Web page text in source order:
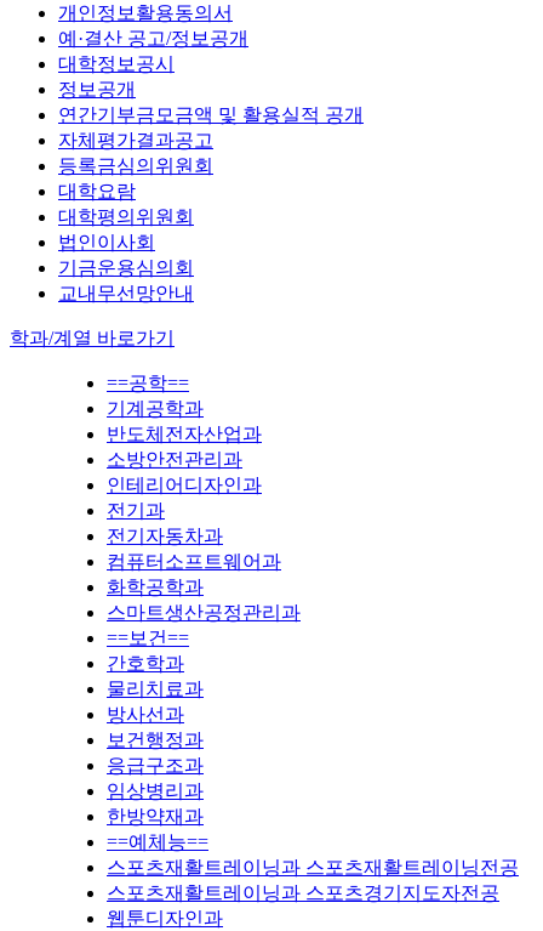
개인정보활용동의서
예·결산 공고/정보공개
대학정보공시
정보공개
연간기부금모금액 및 활용실적 공개
자체평가결과공고
등록금심의위원회
대학요람
대학평의위원회
법인이사회
기금운용심의회
교내무선망안내
학과/계열 바로가기
==공학==
기계공학과
반도체전자산업과
소방안전관리과
인테리어디자인과
전기과
전기자동차과
컴퓨터소프트웨어과
화학공학과
스마트생산공정관리과
==보건==
간호학과
물리치료과
방사선과
보건행정과
응급구조과
임상병리과
한방약재과
==예체능==
스포츠재활트레이닝과 스포츠재활트레이닝전공
스포츠재활트레이닝과 스포츠경기지도자전공
웹툰디자인과